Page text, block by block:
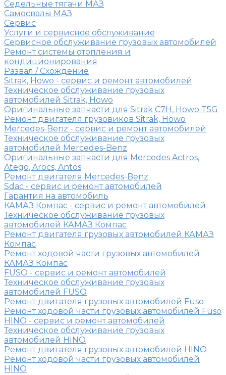
Седельные тягачи МАЗ
Самосвалы МАЗ
Сервис
Услуги и сервисное обслуживание
Сервисное обслуживание грузовых автомобилей
Ремонт системы отопления и
кондиционирования
Развал / Схождение
Sitrak, Howo - сервис и ремонт автомобилей
Техническое обслуживание грузовых
автомобилей Sitrak, Howo
Оригинальные запчасти для Sitrak C7H, Howo T5G
Ремонт двигателя грузовиков Sitrak, Howo
Mercedes-Benz - сервис и ремонт автомобилей
Техническое обслуживание грузовых
автомобилей Mercedes-Benz
Оригинальные запчасти для Mercedes Actros,
Atego, Arocs, Antos
Ремонт двигателя Mercedes-Benz
Sdac - сервис и ремонт автомобилей
Гарантия на автомобиль
КАМАЗ Компас - сервис и ремонт автомобилей
Техническое обслуживание грузовых
автомобилей КАМАЗ Компас
Ремонт двигателя грузовых автомобилей КАМАЗ
Компас
Ремонт ходовой части грузовых автомобилей
КАМАЗ Компас
FUSO - сервис и ремонт автомобилей
Техническое обслуживание грузовых
автомобилей FUSO
Ремонт двигателя грузовых автомобилей Fuso
Ремонт ходовой части грузовых автомобилей Fuso
HINO - сервис и ремонт автомобилей
Техническое обслуживание грузовых
автомобилей HINO
Ремонт двигателя грузовых автомобилей HINO
Ремонт ходовой части грузовых автомобилей
HINO